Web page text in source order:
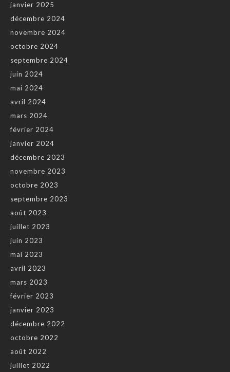
janvier 2025
décembre 2024
novembre 2024
octobre 2024
septembre 2024
juin 2024
mai 2024
avril 2024
mars 2024
février 2024
janvier 2024
décembre 2023
novembre 2023
octobre 2023
septembre 2023
août 2023
juillet 2023
juin 2023
mai 2023
avril 2023
mars 2023
février 2023
janvier 2023
décembre 2022
octobre 2022
août 2022
juillet 2022